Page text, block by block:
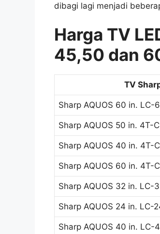
dibagi lagi menjadi
Harga TV
45,50 dan
TV
Sharp AQUOS 60 in. LC-
Sharp AQUOS 50 in. 4T-
Sharp AQUOS 40 in. 4T-
Sharp AQUOS 60 in. 4T-
Sharp AQUOS 32 in. LC-
Sharp AQUOS 24 in. LC-
Sharp AQUOS 40 in. LC-